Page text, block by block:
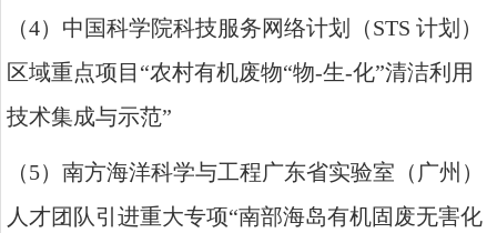
（4）中国科学院科技服务网络计划（STS 计划）
区域重点项目 “农村有机废物“物-生-化”清洁利用
技术集成与示范”
（5）南方海洋科学与工程广东省实验室（广州）
人才团队引进重大专项“南部海岛有机固废无害化